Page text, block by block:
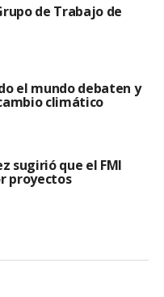
de Trabajo de
el mundo debaten y
climático
sugirió que el FMI
proyectos